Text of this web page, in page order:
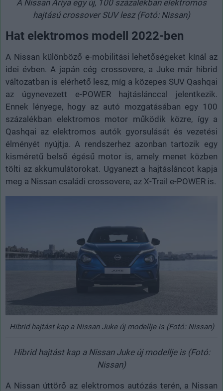
A Nissan Ariya egy új, 100 százalékban elektromos
hajtású crossover SUV lesz (Fotó: Nissan)
Hat elektromos modell 2022-ben
A Nissan különböző e-mobilitási lehetőségeket kínál az
idei évben. A japán cég crossovere, a Juke már hibrid
változatban is elérhető lesz, míg a közepes SUV Qashqai
az úgynevezett e-POWER hajtáslánccal jelentkezik.
Ennek lényege, hogy az autó mozgatásában egy 100
százalékban elektromos motor működik közre, így a
Qashqai az elektromos autók gyorsulását és vezetési
élményét nyújtja. A rendszerhez azonban tartozik egy
kisméretű belső égésű motor is, amely menet közben
tölti az akkumulátorokat. Ugyanezt a hajtásláncot kapja
meg a Nissan családi crossovere, az X-Trail e-POWER is.
Hibrid hajtást kap a Nissan Juke új modellje is (Fotó: Nissan)
Hibrid hajtást kap a Nissan Juke új modellje is (Fotó:
Nissan)
A Nissan úttörő az elektromos autózás terén, a Nissan